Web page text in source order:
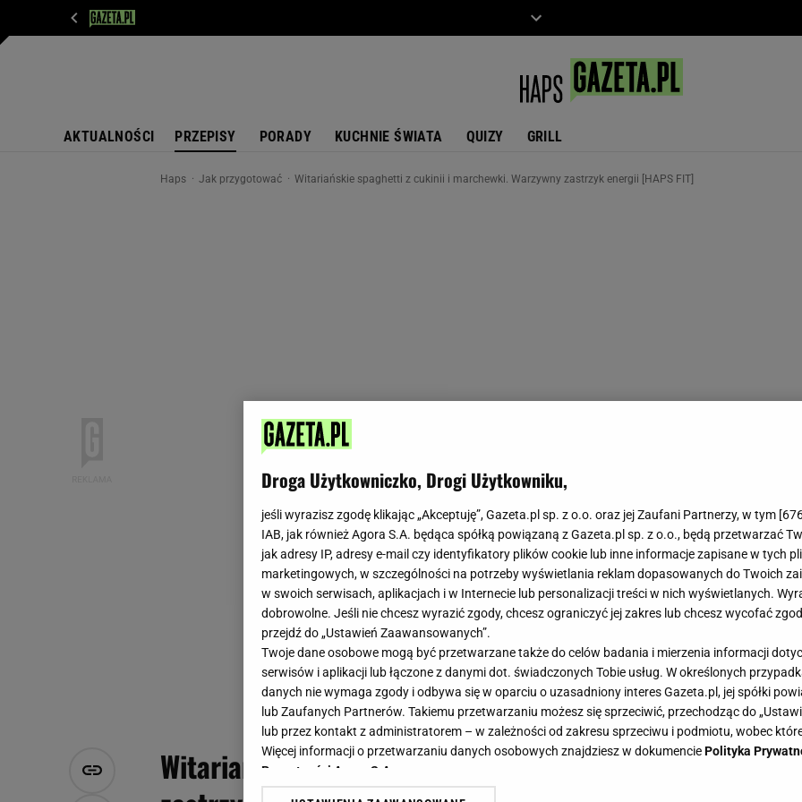
AKTUALNOŚCI PRZEPISY PORADY KUCHNIE ŚWIATA QUIZY GRILL
Haps Jak przygotować Witariańskie spaghetti z cukinii i marchewki. Warzywny zastrzyk energii [HAPS FIT]
Witariańskie spaghetti z cukinii i marchewki. Warzywny
Droga Użytkowniczko, Drogi Użytkowniku,
jeśli wyrazisz zgodę klikając „Akceptuję”, Gazeta.pl sp. z o.o. oraz jej Zaufani Partnerzy, w tym [
IAB, jak również Agora S.A. będąca spółką powiązaną z Gazeta.pl sp. z o.o., będą przetwarzać
jak adresy IP, adresy e-mail czy identyfikatory plików cookie lub inne informacje zapisane w tych
marketingowych, w szczególności na potrzeby wyświetlania reklam dopasowanych do Twoich
w swoich serwisach, aplikacjach i w Internecie lub personalizacji treści w nich wyświetlanych.
dobrowolne. Jeśli nie chcesz wyrazić zgody, chcesz ograniczyć jej zakres lub chcesz wycofać
przejdź do „Ustawień Zaawansowanych”.
Twoje dane osobowe mogą być przetwarzane także do celów badania i mierzenia informacji
serwisów i aplikacji lub łączone z danymi dot. świadczonych Tobie usług. W określonych
danych nie wymaga zgody i odbywa się w oparciu o uzasadniony interes Gazeta.pl, jej spółki
lub Zaufanych Partnerów. Takiemu przetwarzaniu możesz się sprzeciwić, przechodząc do
lub przez kontakt z administratorem – w zależności od zakresu sprzeciwu i podmiotu, wobec
Więcej informacji o przetwarzaniu danych osobowych znajdziesz w dokumenciePolityka
Prywatności Agora S.A.